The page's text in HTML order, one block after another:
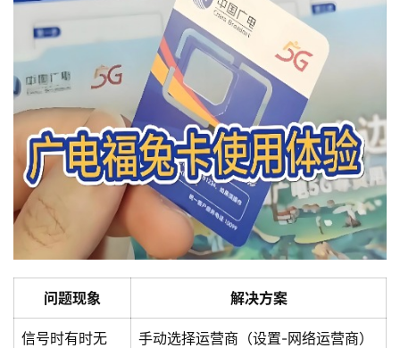
问题现象 解决方案
信号时有时无 手动选择运营商（设置-网络运营商）